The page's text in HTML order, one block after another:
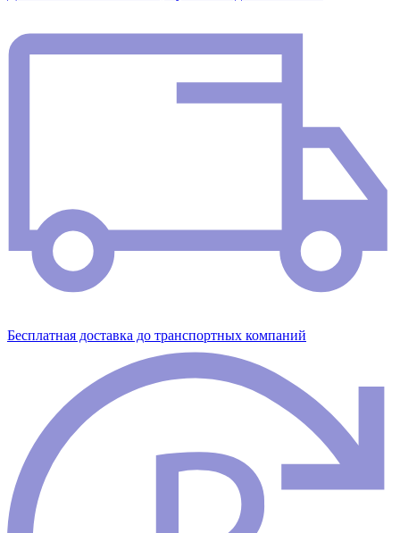
Бесплатная доставка до транспортных компаний